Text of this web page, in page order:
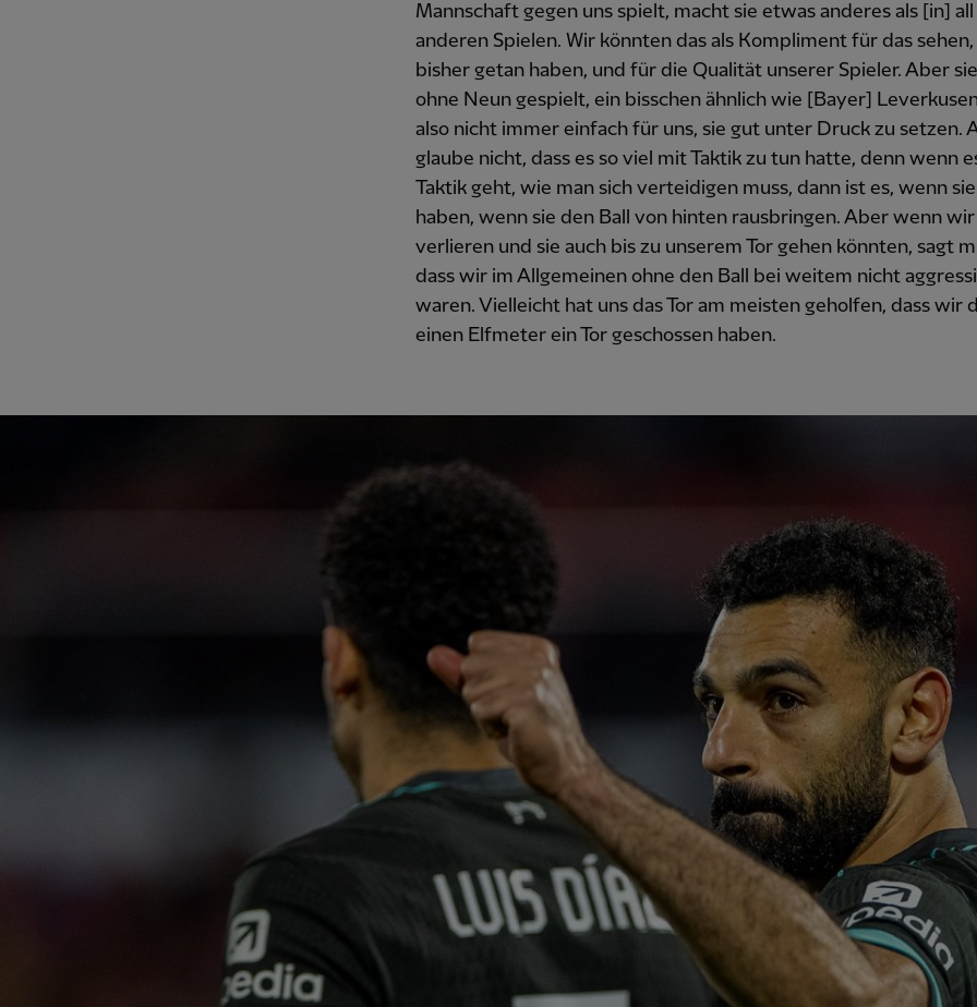
Mannschaft gegen uns spielt, macht sie etwas anderes als [in]
anderen Spielen. Wir könnten das als Kompliment für das
bisher getan haben, und für die Qualität unserer Spieler. Aber
ohne Neun gespielt, ein bisschen ähnlich wie [Bayer]
also nicht immer einfach für uns, sie gut unter Druck zu setzen.
glaube nicht, dass es so viel mit Taktik zu tun hatte, denn wenn
Taktik geht, wie man sich verteidigen muss, dann ist es, wenn sie
haben, wenn sie den Ball von hinten rausbringen. Aber wenn wir
verlieren und sie auch bis zu unserem Tor gehen könnten, sagt
dass wir im Allgemeinen ohne den Ball bei weitem nicht
waren. Vielleicht hat uns das Tor am meisten geholfen, dass wir
einen Elfmeter ein Tor geschossen haben.